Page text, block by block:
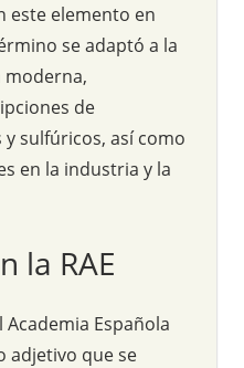
este elemento en
se adaptó a la
moderna,
de
sulfúricos, así como
en la industria y la
la RAE
Academia Española
adjetivo que se